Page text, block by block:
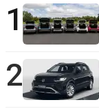
1
2